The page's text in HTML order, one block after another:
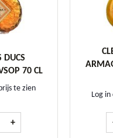
DUCS
70 CL
te zien
des Ducs Armagnac VSOP 70 cl
+
Log